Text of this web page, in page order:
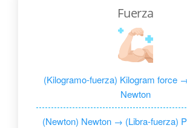
Fuerza
(Kilogramo-fuerza) Kilogram force
Newton
(Newton) Newton → (Libra-fuerza)